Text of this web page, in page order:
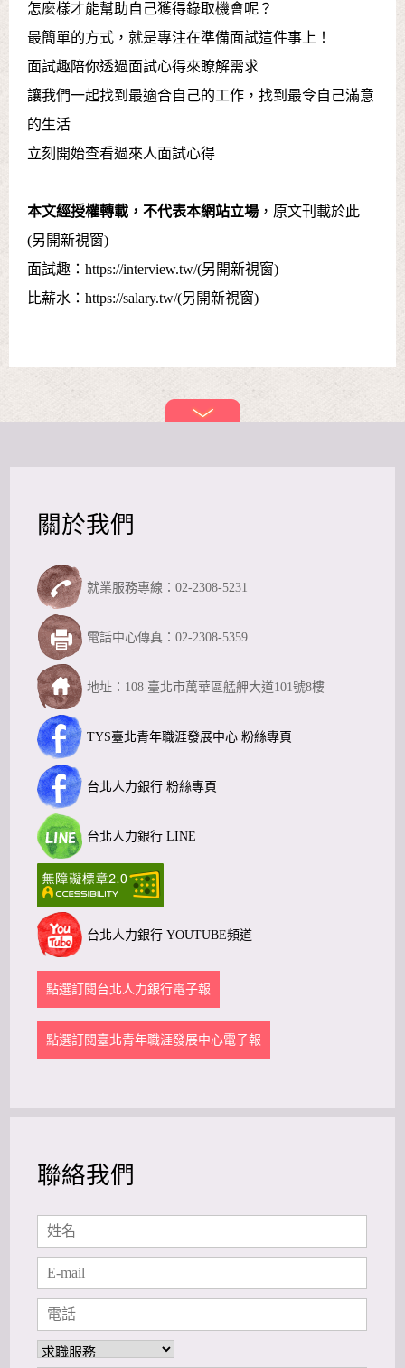
怎麼樣才能幫助自己獲得錄取機會呢？
最簡單的方式，就是專注在準備面試這件事上！
面試趣陪你透過面試心得來瞭解需求
讓我們一起找到最適合自己的工作，找到最令自己滿意
的生活
立刻開始查看過來人面試心得
本文經授權轉載，不代表本網站立場 ，原文刊載於此
(另開新視窗)
面試趣： https://interview.tw/(另開新視窗)
比薪水： https://salary.tw/(另開新視窗)
關於我們
就業服務專線：02-2308-5231
TYS臺北青年職涯發展中心 粉絲專頁
電話中心傳真：02-2308-5359
台北人力銀行 粉絲專頁
地址：108 臺北市萬華區艋舺大道101號8樓
台北人力銀行 LINE
台北人力銀行 YOUTUBE頻道
點選訂閱台北人力銀行電子報
點選訂閱臺北青年職涯發展中心電子報
聯絡我們